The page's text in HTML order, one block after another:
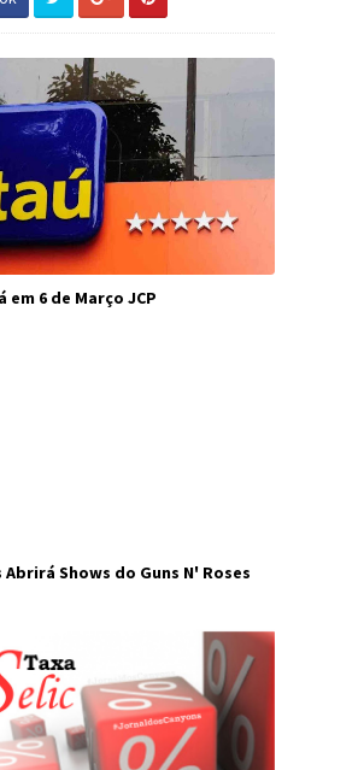
em 6 de Março JCP
Abrirá Shows do Guns N' Roses